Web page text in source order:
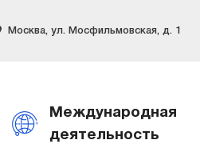
Москва, ул. Мосфильмовская, д. 1
Международная
деятельность